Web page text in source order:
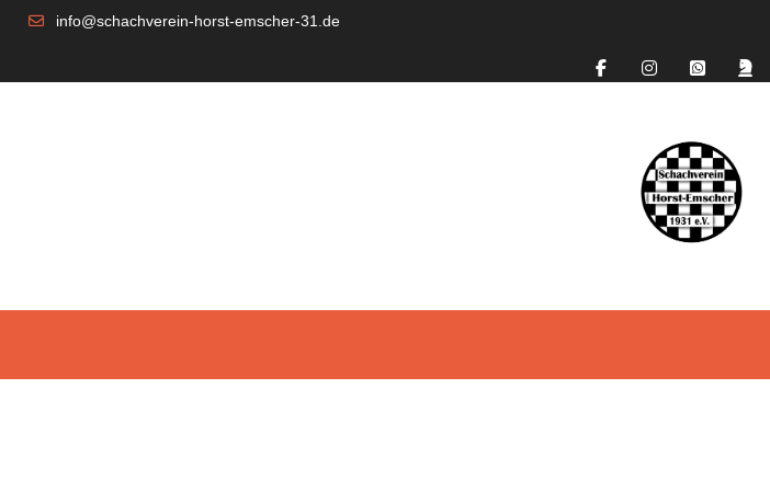
info@schachverein-horst-emscher-31.de